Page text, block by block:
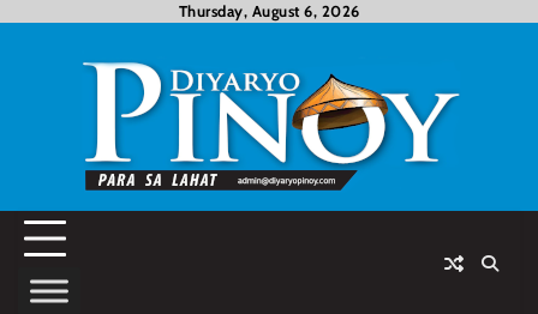
Thursday, August 6, 2026